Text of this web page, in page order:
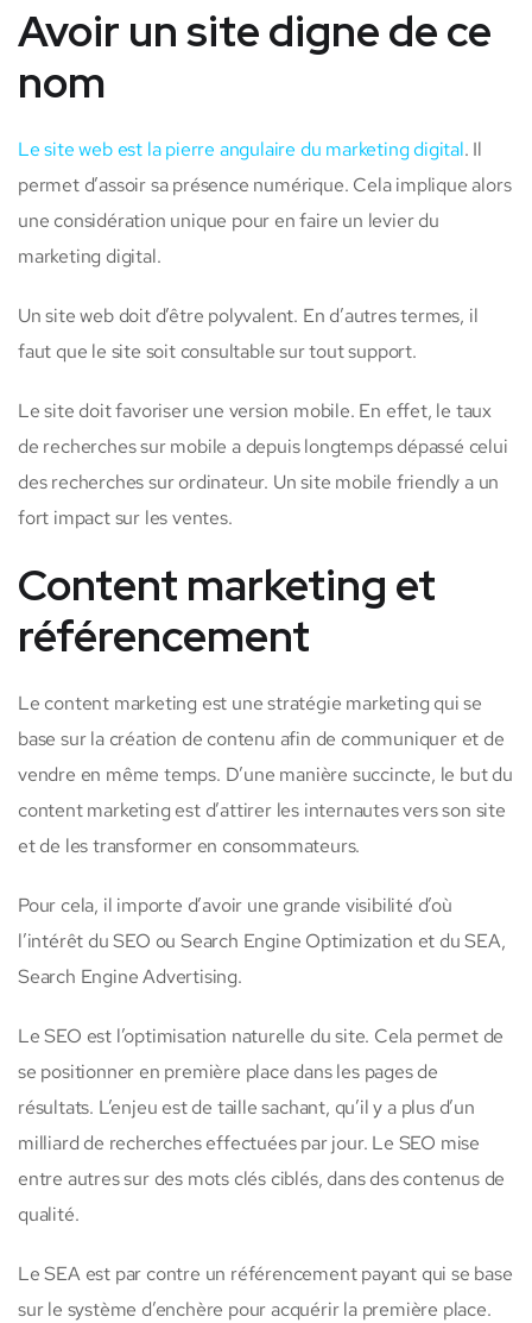
Avoir un site digne de ce
nom
Le site web est la pierre angulaire du marketing digital. Il
permet d’assoir sa présence numérique. Cela implique alors
une considération unique pour en faire un levier du
marketing digital.
Un site web doit d’être polyvalent. En d’autres termes, il
faut que le site soit consultable sur tout support.
Le site doit favoriser une version mobile. En effet, le taux
de recherches sur mobile a depuis longtemps dépassé celui
des recherches sur ordinateur. Un site mobile friendly a un
fort impact sur les ventes.
Content marketing et
référencement
Le content marketing est une stratégie marketing qui se
base sur la création de contenu afin de communiquer et de
vendre en même temps. D’une manière succincte, le but du
content marketing est d’attirer les internautes vers son site
et de les transformer en consommateurs.
Pour cela, il importe d’avoir une grande visibilité d’où
l’intérêt du SEO ou Search Engine Optimization et du SEA,
Search Engine Advertising.
Le SEO est l’optimisation naturelle du site. Cela permet de
se positionner en première place dans les pages de
résultats. L’enjeu est de taille sachant, qu’il y a plus d’un
milliard de recherches effectuées par jour. Le SEO mise
entre autres sur des mots clés ciblés, dans des contenus de
qualité.
Le SEA est par contre un référencement payant qui se base
sur le système d’enchère pour acquérir la première place.